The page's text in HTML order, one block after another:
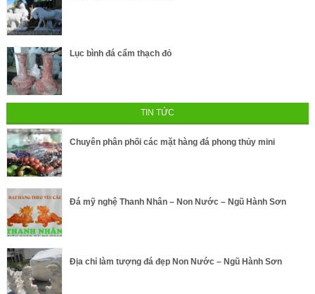
Lục bình đá cẩm thạch đỏ
TIN TỨC
Chuyên phân phối các mặt hàng đá phong thủy mini
Đá mỹ nghệ Thanh Nhân – Non Nước – Ngũ Hành Sơn
Địa chỉ làm tượng đá đẹp Non Nước – Ngũ Hành Sơn